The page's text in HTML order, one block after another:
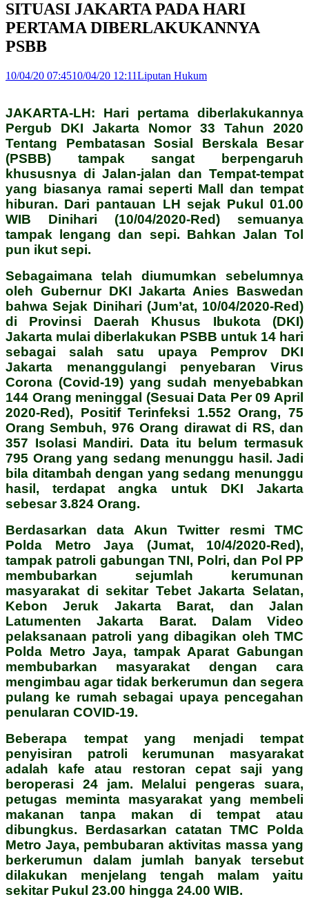
SITUASI JAKARTA PADA HARI
PERTAMA DIBERLAKUKANNYA
PSBB
10/04/20 07:4510/04/20 12:11Liputan Hukum
JAKARTA-LH: Hari pertama diberlakukannya
Pergub DKI Jakarta Nomor 33 Tahun 2020
Tentang Pembatasan Sosial Berskala Besar
(PSBB) tampak sangat berpengaruh
khususnya di Jalan-jalan dan Tempat-tempat
yang biasanya ramai seperti Mall dan tempat
hiburan. Dari pantauan LH sejak Pukul 01.00
WIB Dinihari (10/04/2020-Red) semuanya
tampak lengang dan sepi. Bahkan Jalan Tol
pun ikut sepi.
Sebagaimana telah diumumkan sebelumnya
oleh Gubernur DKI Jakarta Anies Baswedan
bahwa Sejak Dinihari (Jum’at, 10/04/2020-Red)
di Provinsi Daerah Khusus Ibukota (DKI)
Jakarta mulai diberlakukan PSBB untuk 14 hari
sebagai salah satu upaya Pemprov DKI
Jakarta menanggulangi penyebaran Virus
Corona (Covid-19) yang sudah menyebabkan
144 Orang meninggal (Sesuai Data Per 09 April
2020-Red), Positif Terinfeksi 1.552 Orang, 75
Orang Sembuh, 976 Orang dirawat di RS, dan
357 Isolasi Mandiri. Data itu belum termasuk
795 Orang yang sedang menunggu hasil. Jadi
bila ditambah dengan yang sedang menunggu
hasil, terdapat angka untuk DKI Jakarta
sebesar 3.824 Orang.
Berdasarkan data Akun Twitter resmi TMC
Polda Metro Jaya (Jumat, 10/4/2020-Red),
tampak patroli gabungan TNI, Polri, dan Pol PP
membubarkan sejumlah kerumunan
masyarakat di sekitar Tebet Jakarta Selatan,
Kebon Jeruk Jakarta Barat, dan Jalan
Latumenten Jakarta Barat. Dalam Video
pelaksanaan patroli yang dibagikan oleh TMC
Polda Metro Jaya, tampak Aparat Gabungan
membubarkan masyarakat dengan cara
mengimbau agar tidak berkerumun dan segera
pulang ke rumah sebagai upaya pencegahan
penularan COVID-19.
Beberapa tempat yang menjadi tempat
penyisiran patroli kerumunan masyarakat
adalah kafe atau restoran cepat saji yang
beroperasi 24 jam. Melalui pengeras suara,
petugas meminta masyarakat yang membeli
makanan tanpa makan di tempat atau
dibungkus. Berdasarkan catatan TMC Polda
Metro Jaya, pembubaran aktivitas massa yang
berkerumun dalam jumlah banyak tersebut
dilakukan menjelang tengah malam yaitu
sekitar Pukul 23.00 hingga 24.00 WIB.